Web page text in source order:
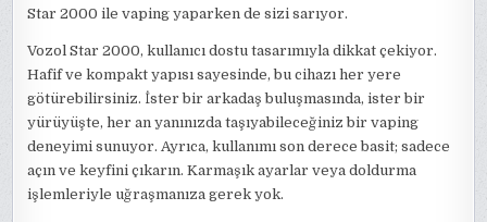
Star 2000 ile vaping yaparken de sizi sarıyor.
Vozol Star 2000, kullanıcı dostu tasarımıyla dikkat çekiyor.
Hafif ve kompakt yapısı sayesinde, bu cihazı her yere
götürebilirsiniz. İster bir arkadaş buluşmasında, ister bir
yürüyüşte, her an yanınızda taşıyabileceğiniz bir vaping
deneyimi sunuyor. Ayrıca, kullanımı son derece basit; sadece
açın ve keyfini çıkarın. Karmaşık ayarlar veya doldurma
işlemleriyle uğraşmanıza gerek yok.